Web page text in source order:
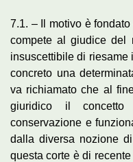
7.1. – Il motivo è
compete al giudice del
insuscettibile di riesame
concreto una
va richiamato che al
giuridico il
conservazione e
dalla diversa nozione
questa corte è di